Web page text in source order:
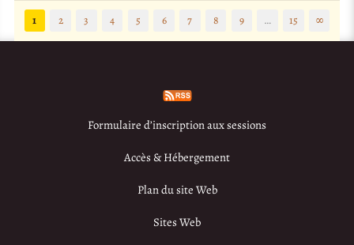
1
2 3 4 5 6 7 8 9 … 15 ∞
Formulaire d’inscription aux sessions
Accès & Hébergement
Plan du site Web
Sites Web